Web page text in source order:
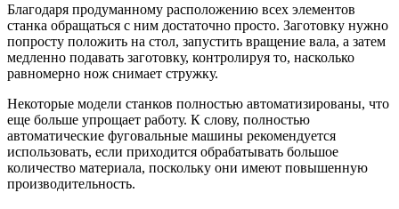
Благодаря продуманному расположению всех элементов
станка обращаться с ним достаточно просто. Заготовку нужно
попросту положить на стол, запустить вращение вала, а затем
медленно подавать заготовку, контролируя то, насколько
равномерно нож снимает стружку.
Некоторые модели станков полностью автоматизированы, что
еще больше упрощает работу. К слову, полностью
автоматические фуговальные машины рекомендуется
использовать, если приходится обрабатывать большое
количество материала, поскольку они имеют повышенную
производительность.